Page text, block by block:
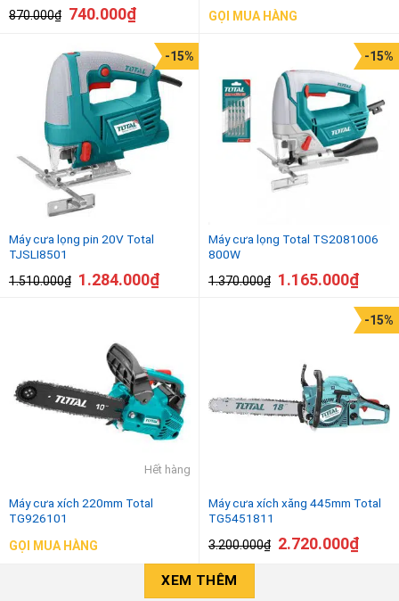
870.000₫ 740.000₫ GỌI MUA HÀNG
Máy cưa lọng pin 20V Total
TJSLI8501
1.510.000₫
-15%
1.284.000₫
Máy cưa lọng Total TS2081006
800W
1.370.000₫
-15%
1.165.000₫
Hết hàng
Máy cưa xích 220mm Total
TG926101
GỌI MUA HÀNG
Máy cưa xích xăng 445mm Total
TG5451811
3.200.000₫
-15%
2.720.000₫
XEM THÊM